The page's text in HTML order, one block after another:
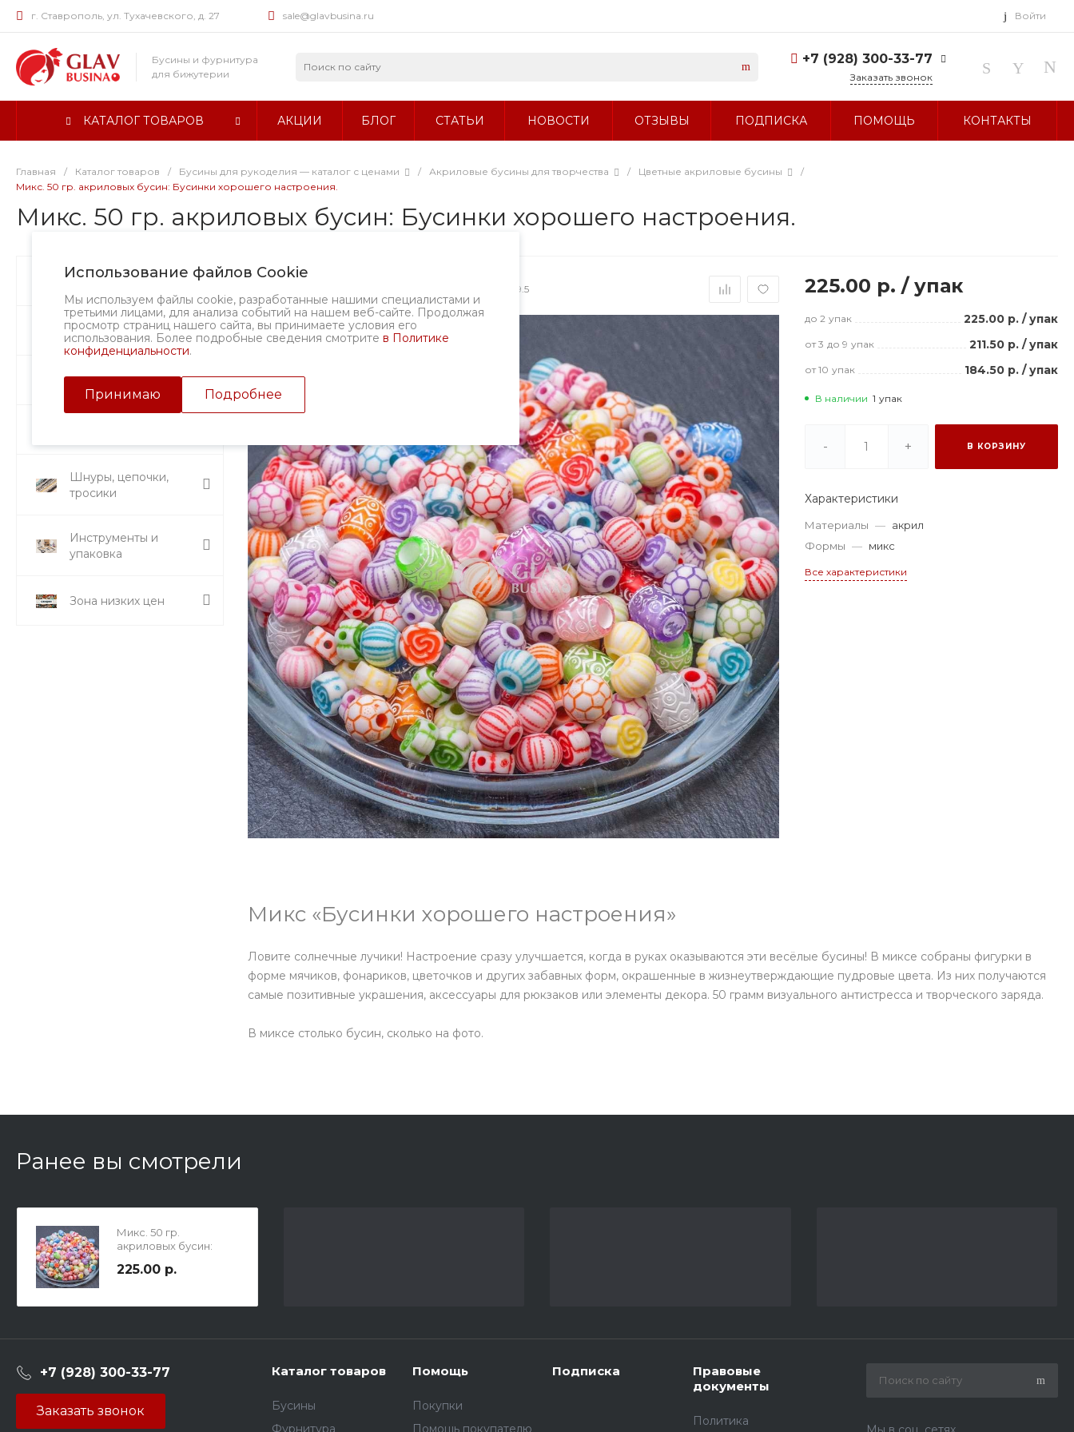
г. Ставрополь, ул. Тухачевского, д. 27 sale@glavbusina.ru Войти
Бусины и фурнитура
для бижутерии
+7 (928) 300-33-77
г. Ставрополь, ул.
sale@glavbusina.ru
Заказать звонок
КАТАЛОГ ТОВАРОВ АКЦИИ БЛОГ СТАТЬИ НОВОСТИ ОТЗЫВЫ ПОДПИСКА ПОМОЩЬ КОНТАКТЫ
Главная / Каталог товаров / Бусины для рукоделия — каталог с ценами / Акриловые бусины для творчества / Цветные акриловые бусины
/
Микс. 50 гр. акриловых бусин: Бусинки хорошего настроения.
Микс. 50 гр. акриловых бусин: Бусинки хорошего настроения.
Использование файлов Cookie
Мы используем файлы cookie, разработанные нашими специалистами и
третьими лицами, для анализа событий на нашем веб-сайте. Продолжая
просмотр страниц нашего сайта, вы принимаете условия его
использования. Более подробные сведения смотрите в Политике
конфиденциальности.
Принимаю Подробнее
Бусины
Фурнитура
Подвески и кулоны
Шнуры, цепочки,
тросики
Инструменты и
упаковка
Зона низких цен
1899.5 225.00 р./ упак
до 2 упак 225.00 р. / упак
от 3 до 9 упак 211.50 р. / упак
от 10 упак 184.50 р. / упак
В наличии 1 упак
- + В КОРЗИНУ
Характеристики
Материалы — акрил
Формы — микс
Все характеристики
Микс «Бусинки хорошего настроения»
Ловите солнечные лучики! Настроение сразу улучшается, когда в руках оказываются эти весёлые бусины! В миксе собраны фигурки в
форме мячиков, фонариков, цветочков и других забавных форм, окрашенные в жизнеутверждающие пудровые цвета. Из них получаются
самые позитивные украшения, аксессуары для рюкзаков или элементы декора. 50 грамм визуального антистресса и творческого заряда.
В миксе столько бусин, сколько на фото.
Ранее вы смотрели
Микс. 50 гр.
акриловых бусин:
настроения.
225.00 р.
+7 (928) 300-33-77
Заказать звонок
Каталог товаров
Бусины
Фурнитура
Помощь
Покупки
Помощь покупателю
Подписка
Правовые
документы
Политика